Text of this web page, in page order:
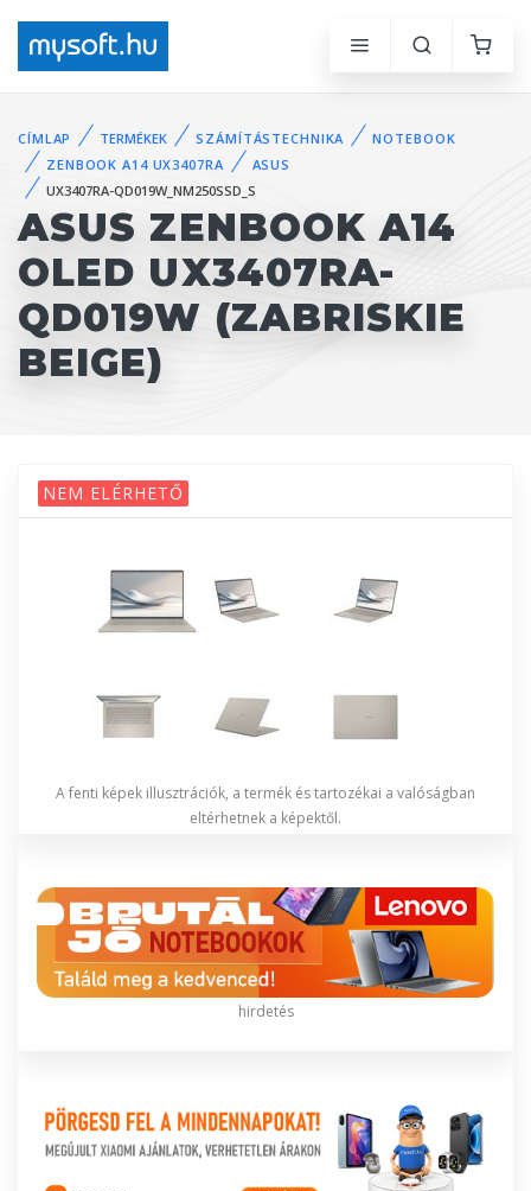
CÍMLAP TERMÉKEK SZÁMÍTÁSTECHNIKA
NOTEBOOK
ZENBOOK A14 UX3407RA
ASUS
UX3407RA-QD019W_NM250SSD_S
ASUS ZENBOOK A14
OLED UX3407RA-
QD019W (ZABRISKIE
BEIGE)
NEM ELÉRHETŐ
A fenti képek illusztrációk, a termék és tartozékai a valóságban
eltérhetnek a képektől.
hirdetés